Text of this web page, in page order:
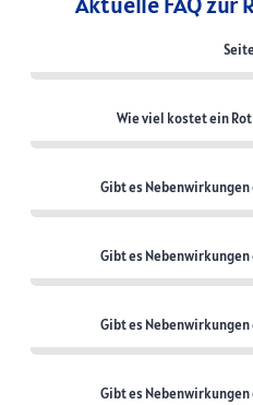
Wie viel kostet ein
Gibt es
Gibt es
Gibt es
Gibt es